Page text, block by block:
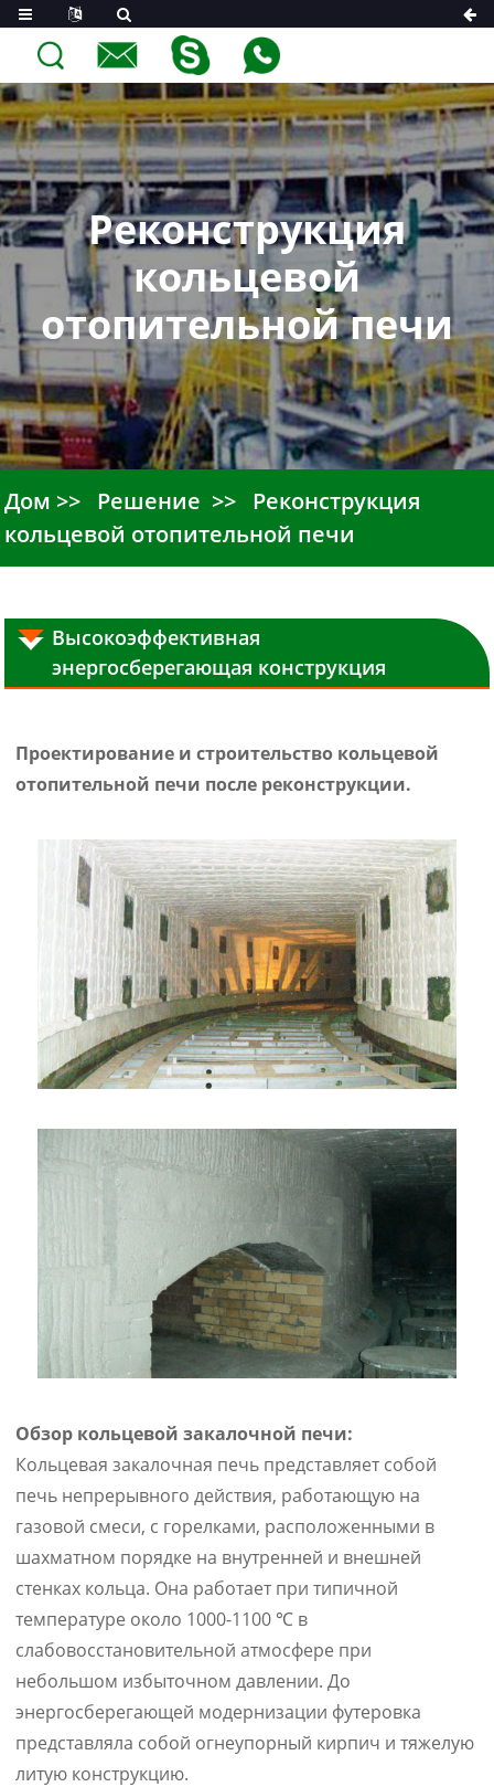
Реконструкция
кольцевой
отопительной печи
Дом Решение
Реконструкция
кольцевой отопительной печи
Высокоэффективная
энергосберегающая конструкция
Проектирование и строительство кольцевой
отопительной печи после реконструкции.
Обзор кольцевой закалочной печи:
Кольцевая закалочная печь представляет собой
печь непрерывного действия, работающую на
газовой смеси, с горелками, расположенными в
шахматном порядке на внутренней и внешней
стенках кольца. Она работает при типичной
температуре около 1000-1100 ℃ в
слабовосстановительной атмосфере при
небольшом избыточном давлении. До
энергосберегающей модернизации футеровка
представляла собой огнеупорный кирпич и тяжелую
литую конструкцию.